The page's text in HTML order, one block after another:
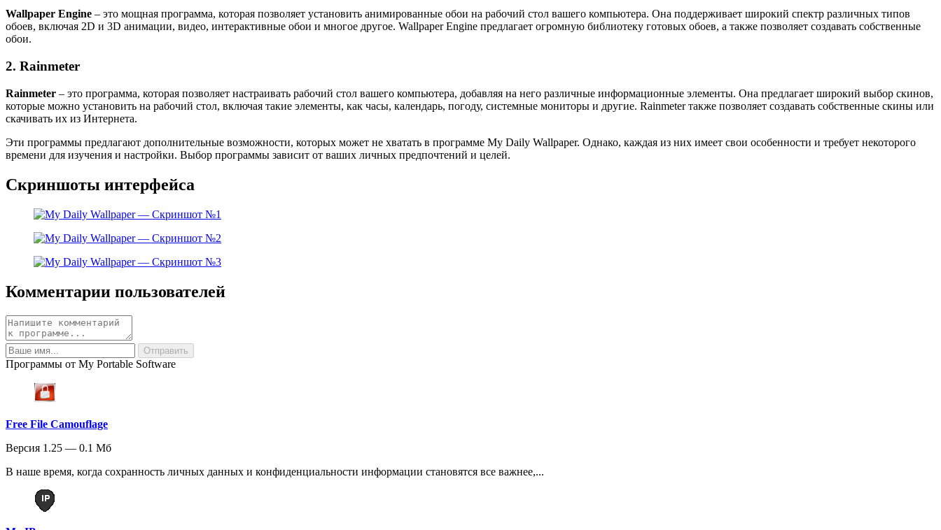
Wallpaper Engine – это мощная программа, которая позволяет установить анимированные обои на рабочий стол вашего компьютера. Она поддерживает широкий спектр различных типов
обоев, включая 2D и 3D анимации, видео, интерактивные обои и многое другое. Wallpaper Engine предлагает огромную библиотеку готовых обоев, а также позволяет создавать собственные
обои.
2. Rainmeter
Rainmeter – это программа, которая позволяет настраивать рабочий стол вашего компьютера, добавляя на него различные информационные элементы. Она предлагает широкий выбор скинов,
которые можно установить на рабочий стол, включая такие элементы, как часы, календарь, погоду, системные мониторы и другие. Rainmeter также позволяет создавать собственные скины или
скачивать их из Интернета.
Эти программы предлагают дополнительные возможности, которых может не хватать в программе My Daily Wallpaper. Однако, каждая из них имеет свои особенности и требует некоторого
времени для изучения и настройки. Выбор программы зависит от ваших личных предпочтений и целей.
Скриншоты интерфейса
Комментарии пользователей
Программы от My Portable Software
Free File Camouflage
Версия 1.25 — 0.1 Мб
В наше время, когда сохранность личных данных и конфиденциальности информации становятся все важнее,...